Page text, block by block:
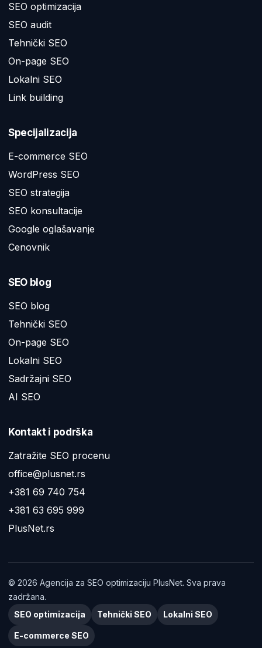
SEO optimizacija
SEO audit
Tehnički SEO
On-page SEO
Lokalni SEO
Link building
Specijalizacija
E-commerce SEO
WordPress SEO
SEO strategija
SEO konsultacije
Google oglašavanje
Cenovnik
SEO blog
SEO blog
Tehnički SEO
On-page SEO
Lokalni SEO
Sadržajni SEO
AI SEO
Kontakt i podrška
Zatražite SEO procenu
office@plusnet.rs
+381 69 740 754
+381 63 695 999
PlusNet.rs
© 2026 Agencija za SEO optimizaciju PlusNet. Sva prava
zadržana.
SEO optimizacija
Tehnički SEO Lokalni SEO
E-commerce SEO